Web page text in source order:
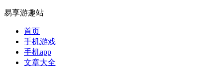
易享游趣站
首页
手机游戏
手机app
文章大全